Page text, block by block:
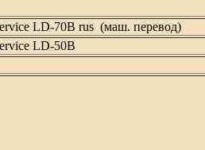
rus (маш. перевод)